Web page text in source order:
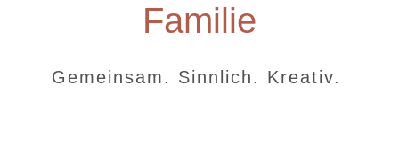
Familie
Gemeinsam. Sinnlich. Kreativ.